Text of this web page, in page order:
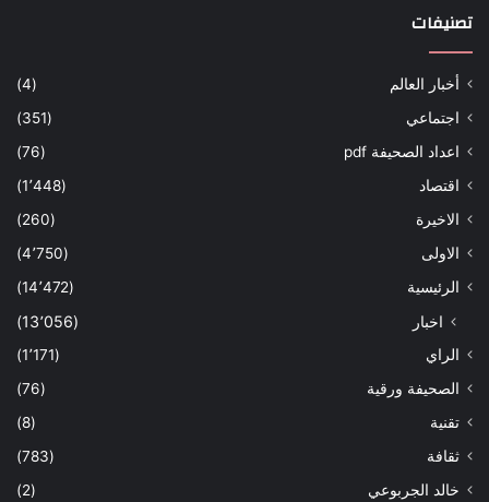
تصنيفات
أخبار العالم
(4)
اجتماعي
(351)
اعداد الصحيفة pdf
(76)
اقتصاد
(1٬448)
الاخيرة
(260)
الاولى
(4٬750)
الرئيسية
(14٬472)
اخبار (13٬056)
الراي
(1٬171)
الصحيفة ورقية
(76)
تقنية
(8)
ثقافة
(783)
خالد الجربوعي
(2)